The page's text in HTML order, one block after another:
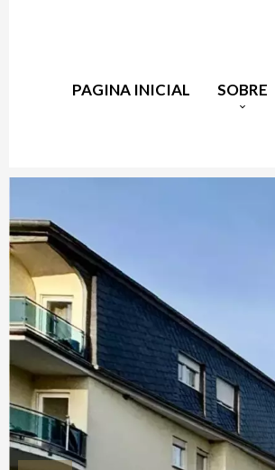
PAGINA INICIAL SOBRE